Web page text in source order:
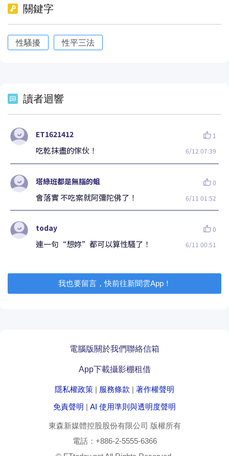
關鍵字
性騷擾 性平三法
讀者迴響
我也要留言，快前往新聞雲App！
電腦版關於我們聯絡信箱
App下載攝影棚租借
隱私權政策 | 服務條款 | 著作權聲明
免責聲明 | AI 使用準則與透明度聲明
東森新媒體控股股份有限公司 版權所有
電話： +886-2-5555-6366